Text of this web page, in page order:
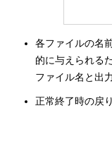
各ファイルの名
的に与えられる
ファイル名と出
正常終了時の戻